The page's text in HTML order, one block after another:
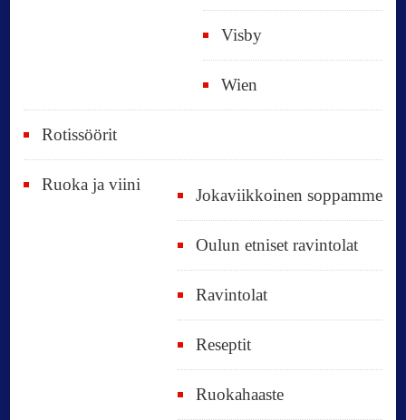
Visby
Wien
Rotissöörit
Ruoka ja viini
Jokaviikkoinen soppamme
Oulun etniset ravintolat
Ravintolat
Reseptit
Ruokahaaste